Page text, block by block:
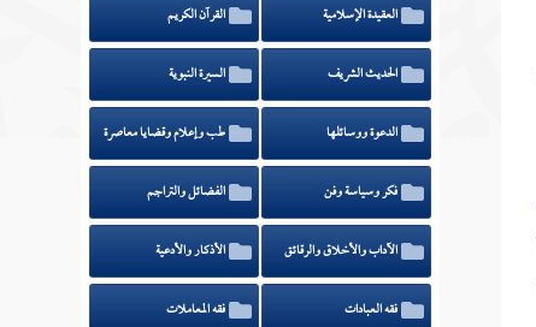
العقيدة الإسلامية القرآن الكريم
الحديث الشريف السيرة النبوية
الدعوة ووسائلها طب وإعلام وقضايا معاصرة
فكر وسياسة وفن الفضائل والتراجم
الآداب والأخلاق والرقائق الأذكار والأدعية
فقه العبادات فقه المعاملات